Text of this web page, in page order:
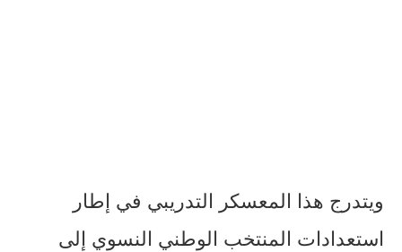
ويتدرج هذا المعسكر التدريبي في إطار
استعدادات المنتخب الوطني النسوي إلى